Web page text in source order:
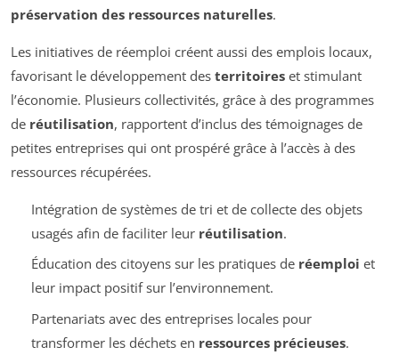
préservation des ressources naturelles.
Les initiatives de réemploi créent aussi des emplois locaux,
favorisant le développement des territoires et stimulant
l’économie. Plusieurs collectivités, grâce à des programmes
de réutilisation, rapportent d’inclus des témoignages de
petites entreprises qui ont prospéré grâce à l’accès à des
ressources récupérées.
Intégration de systèmes de tri et de collecte des objets
usagés afin de faciliter leur réutilisation.
Éducation des citoyens sur les pratiques de réemploi et
leur impact positif sur l’environnement.
Partenariats avec des entreprises locales pour
transformer les déchets en ressources précieuses.